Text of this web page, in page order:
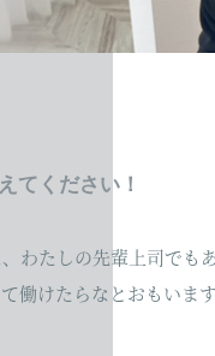
てください！
わたしの先輩上司でも
働けたらなとおもいま